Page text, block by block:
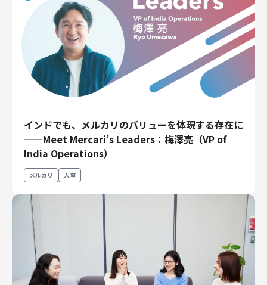
インドでも、メルカリのバリューを体現する存在に
——Meet Mercari’s Leaders：梅澤亮（VP of
India Operations）
メルカリ 人事